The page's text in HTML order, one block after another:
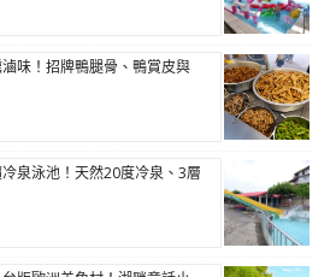
滷味！招牌鴨腿骨、鴨賞皮與
冷泉泳池！天然20度冷泉、3層